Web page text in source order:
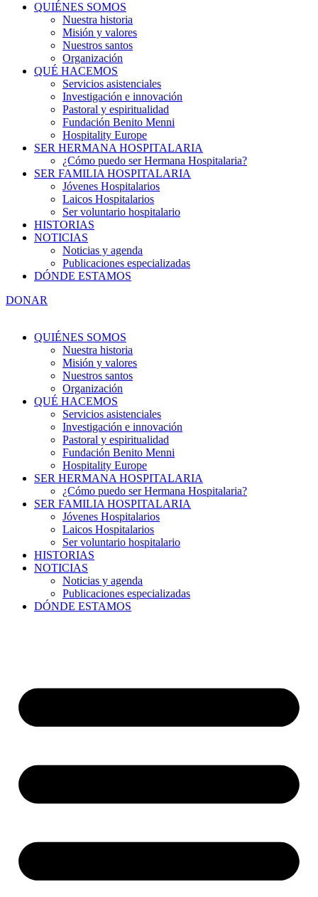
QUIÉNES SOMOS
Nuestra historia
Misión y valores
Nuestros santos
Organización
QUÉ HACEMOS
Servicios asistenciales
Investigación e innovación
Pastoral y espiritualidad
Fundación Benito Menni
Hospitality Europe
SER HERMANA HOSPITALARIA
¿Cómo puedo ser Hermana Hospitalaria?
SER FAMILIA HOSPITALARIA
Jóvenes Hospitalarios
Laicos Hospitalarios
Ser voluntario hospitalario
HISTORIAS
NOTICIAS
Noticias y agenda
Publicaciones especializadas
DÓNDE ESTAMOS
DONAR
QUIÉNES SOMOS
Nuestra historia
Misión y valores
Nuestros santos
Organización
QUÉ HACEMOS
Servicios asistenciales
Investigación e innovación
Pastoral y espiritualidad
Fundación Benito Menni
Hospitality Europe
SER HERMANA HOSPITALARIA
¿Cómo puedo ser Hermana Hospitalaria?
SER FAMILIA HOSPITALARIA
Jóvenes Hospitalarios
Laicos Hospitalarios
Ser voluntario hospitalario
HISTORIAS
NOTICIAS
Noticias y agenda
Publicaciones especializadas
DÓNDE ESTAMOS